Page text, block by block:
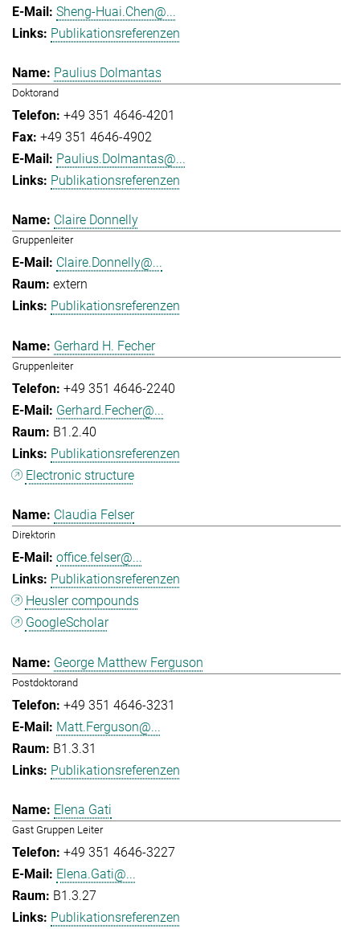
Sheng-Huai.Chen@...
Publikationsreferenzen
Paulius Dolmantas
Doktorand
+49 351 4646-4201
+49 351 4646-4902
Paulius.Dolmantas@...
Publikationsreferenzen
Claire Donnelly
Gruppenleiter
Claire.Donnelly@...
extern
Publikationsreferenzen
Gerhard H. Fecher
Gruppenleiter
+49 351 4646-2240
Gerhard.Fecher@...
B1.2.40
Publikationsreferenzen
Electronic structure
Claudia Felser
Direktorin
office.felser@...
Publikationsreferenzen
Heusler compounds
GoogleScholar
George Matthew Ferguson
Postdoktorand
+49 351 4646-3231
Matt.Ferguson@...
B1.3.31
Publikationsreferenzen
Elena Gati
Gast Gruppen Leiter
+49 351 4646-3227
Elena.Gati@...
B1.3.27
Publikationsreferenzen